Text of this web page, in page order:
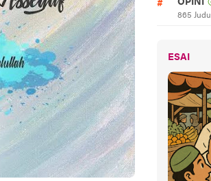
OPINI
865 Judul
ESAI